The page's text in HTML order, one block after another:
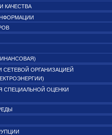
КАЧЕСТВА
СЕТЕВОЙ ОРГАНИЗАЦИЕЙ
СПЕЦИАЛЬНОЙ ОЦЕНКИ